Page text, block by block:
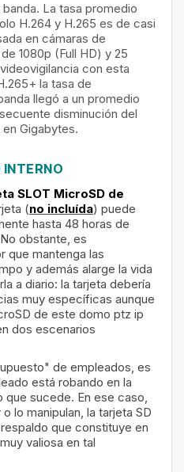
La tasa promedio
H.264 y H.265 es de casi
en cámaras de
1080p (Full HD) y 25
con esta
la tasa de
llegó a un promedio
disminución del
Gigabytes.
SLOT MicroSD de
(no incluída) puede
hasta 48 horas de
obstante, es
que mantenga las
y además alarge la vida
a diario: la tarjeta debería
muy específicas aunque
de este domo ptz ip
dos escenarios
de empleados, es
está robando en la
sucede. En ese caso,
lo manipulan, la tarjeta SD
que constituye en
valiosa en tal